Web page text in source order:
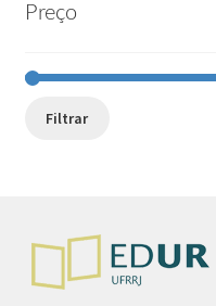
Preço
Filtrar